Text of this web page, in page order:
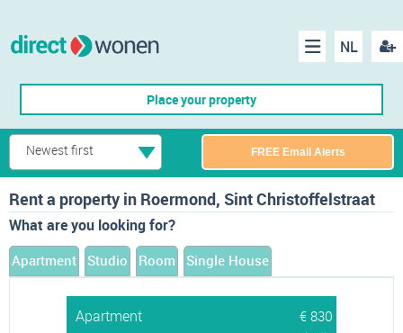
NL
Menu
Place your property
Newest first FREE Email Alerts
Rent a property in Roermond, Sint Christoffelstraat
What are you looking for?
Apartment Studio Room Single House
Apartment
€ 830